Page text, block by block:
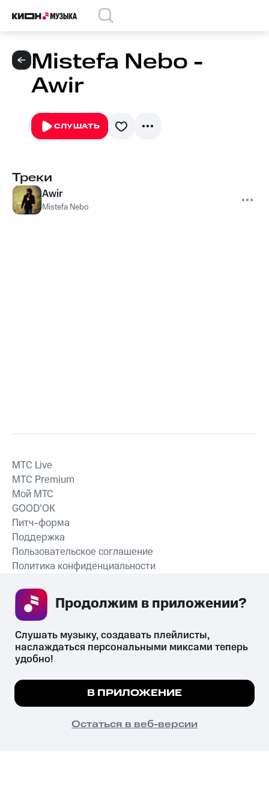
Mistefa Nebo -
Awir
СЛУШАТЬ
Треки
Awir
Mistefa Nebo
СКАЧАТЬ ПРИЛОЖЕНИЕ
MTС Live
MTС Premium
Мой МТС
GOOD’OK
Питч-форма
Поддержка
Пользовательское соглашение
Политика конфиденциальности
психотропных веществ, их аналогов причиняет вред здоровью,
их незаконный оборот запрещён и влечёт установленную
законодательством ответственность.
© 2026 ООО «КИОН».
Все права защищены
Мы используем куки, чтобы на сайте все
Подробнее
ПОНЯТНО
Слушать музыку, создавать плейлисты,
наслаждаться персональными миксами теперь
удобно!
В ПРИЛОЖЕНИЕ
Остаться в веб-версии